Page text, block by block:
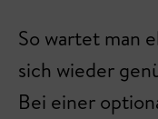
So wartet man
sich wieder
Bei einer